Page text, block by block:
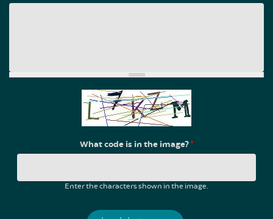
What code is in the image?*
Enter the characters shown in the image.